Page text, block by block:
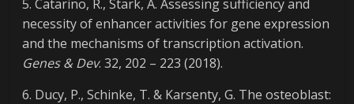
5. Catarino, R., Stark, A. Assessing sufficiency and
necessity of enhancer activities for gene expression
and the mechanisms of transcription activation.
Genes & Dev. 32, 202 – 223 (2018).
6. Ducy, P., Schinke, T. & Karsenty, G. The osteoblast: